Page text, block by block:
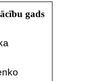
gads